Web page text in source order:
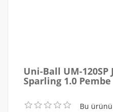
Uni-Ball UM-120SP
Sparling 1.0 Pembe
Bu